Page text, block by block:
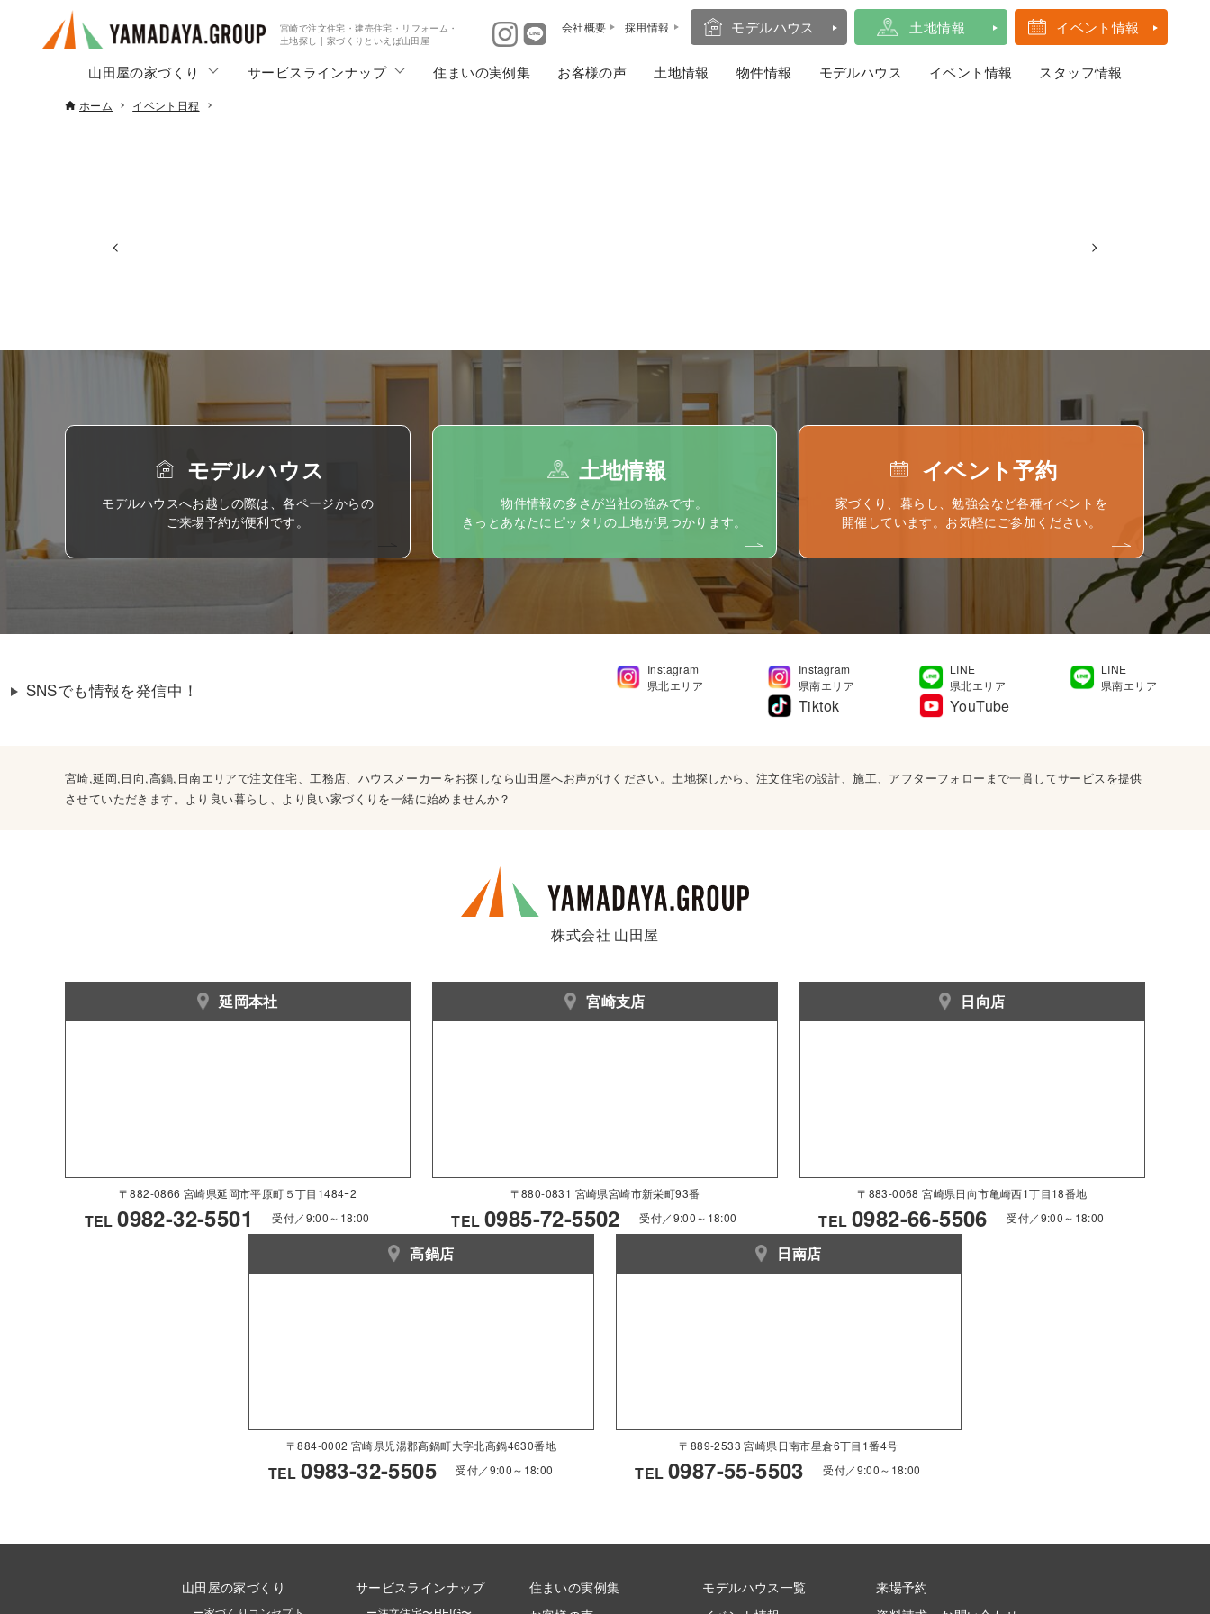
宮崎で注文住宅・建売住宅・リフォーム・
土地探し | 家づくりといえば山田屋
会社概要 採用情報 モデルハウス 土地情報 イベント情報
山田屋の家づくり サービスラインナップ 住まいの実例集 お客様の声 土地情報 物件情報 モデルハウス イベント情報 スタッフ情報
ホーム イベント日程
モデルハウス
モデルハウスへお越しの際は、各ページからの
ご来場予約が便利です。
土地情報
物件情報の多さが当社の強みです。
きっとあなたにピッタリの土地が見つかります。
イベント予約
家づくり、暮らし、勉強会など各種イベントを
開催しています。お気軽にご参加ください。
SNSでも情報を発信中！
Instagram
県北エリア
Instagram
県南エリア
LINE
県北エリア
LINE
県南エリア
Tiktok YouTube
宮崎,延岡,日向,高鍋,日南エリアで注文住宅、工務店、ハウスメーカーをお探しなら山田屋へお声がけください。土地探しから、注文住宅の設計、施工、アフターフォローまで一貫してサービスを提供
させていただきます。より良い暮らし、より良い家づくりを一緒に始めませんか？
株式会社 山田屋
延岡本社
〒882-0866 宮崎県延岡市平原町５丁目1484ｰ2
TEL0982-32-5501 受付／9:00～18:00
宮崎支店
〒880-0831 宮崎県宮崎市新栄町93番
TEL0985-72-5502 受付／9:00～18:00
日向店
〒883-0068 宮崎県日向市亀崎西1丁目18番地
TEL0982-66-5506 受付／9:00～18:00
高鍋店
〒884-0002 宮崎県児湯郡高鍋町大字北高鍋4630番地
TEL0983-32-5505 受付／9:00～18:00
日南店
〒889-2533 宮崎県日南市星倉6丁目1番4号
TEL0987-55-5503 受付／9:00～18:00
山田屋の家づくり サービスラインナップ
住まいの実例集
モデルハウス一覧
来場予約